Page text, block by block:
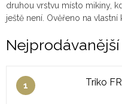
druhou vrstvu místo mikiny,
ještě není. Ověřeno na vlastní
Nejprodávanější
Triko